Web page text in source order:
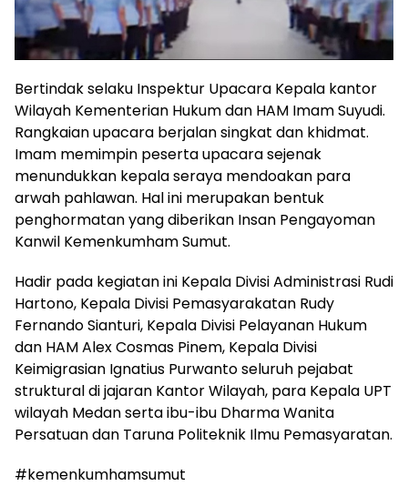
Bertindak selaku Inspektur Upacara Kepala kantor
Wilayah Kementerian Hukum dan HAM Imam Suyudi.
Rangkaian upacara berjalan singkat dan khidmat.
Imam memimpin peserta upacara sejenak
menundukkan kepala seraya mendoakan para
arwah pahlawan. Hal ini merupakan bentuk
penghormatan yang diberikan Insan Pengayoman
Kanwil Kemenkumham Sumut.
Hadir pada kegiatan ini Kepala Divisi Administrasi Rudi
Hartono, Kepala Divisi Pemasyarakatan Rudy
Fernando Sianturi, Kepala Divisi Pelayanan Hukum
dan HAM Alex Cosmas Pinem, Kepala Divisi
Keimigrasian Ignatius Purwanto seluruh pejabat
struktural di jajaran Kantor Wilayah, para Kepala UPT
wilayah Medan serta ibu-ibu Dharma Wanita
Persatuan dan Taruna Politeknik Ilmu Pemasyaratan.
#kemenkumhamsumut